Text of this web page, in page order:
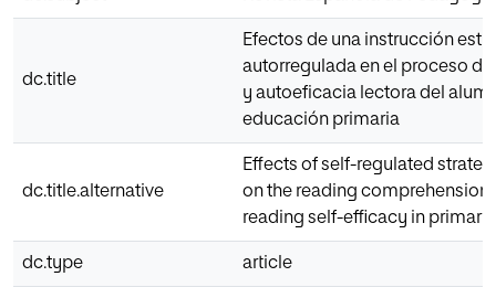
dc.title
Efectos de una instrucción
autorregulada en el proceso
y autoeficacia lectora del
educación primaria
dc.title.alternative
Effects of self-regulated
on the reading comprehension
reading self-efficacy in primary
dc.type article